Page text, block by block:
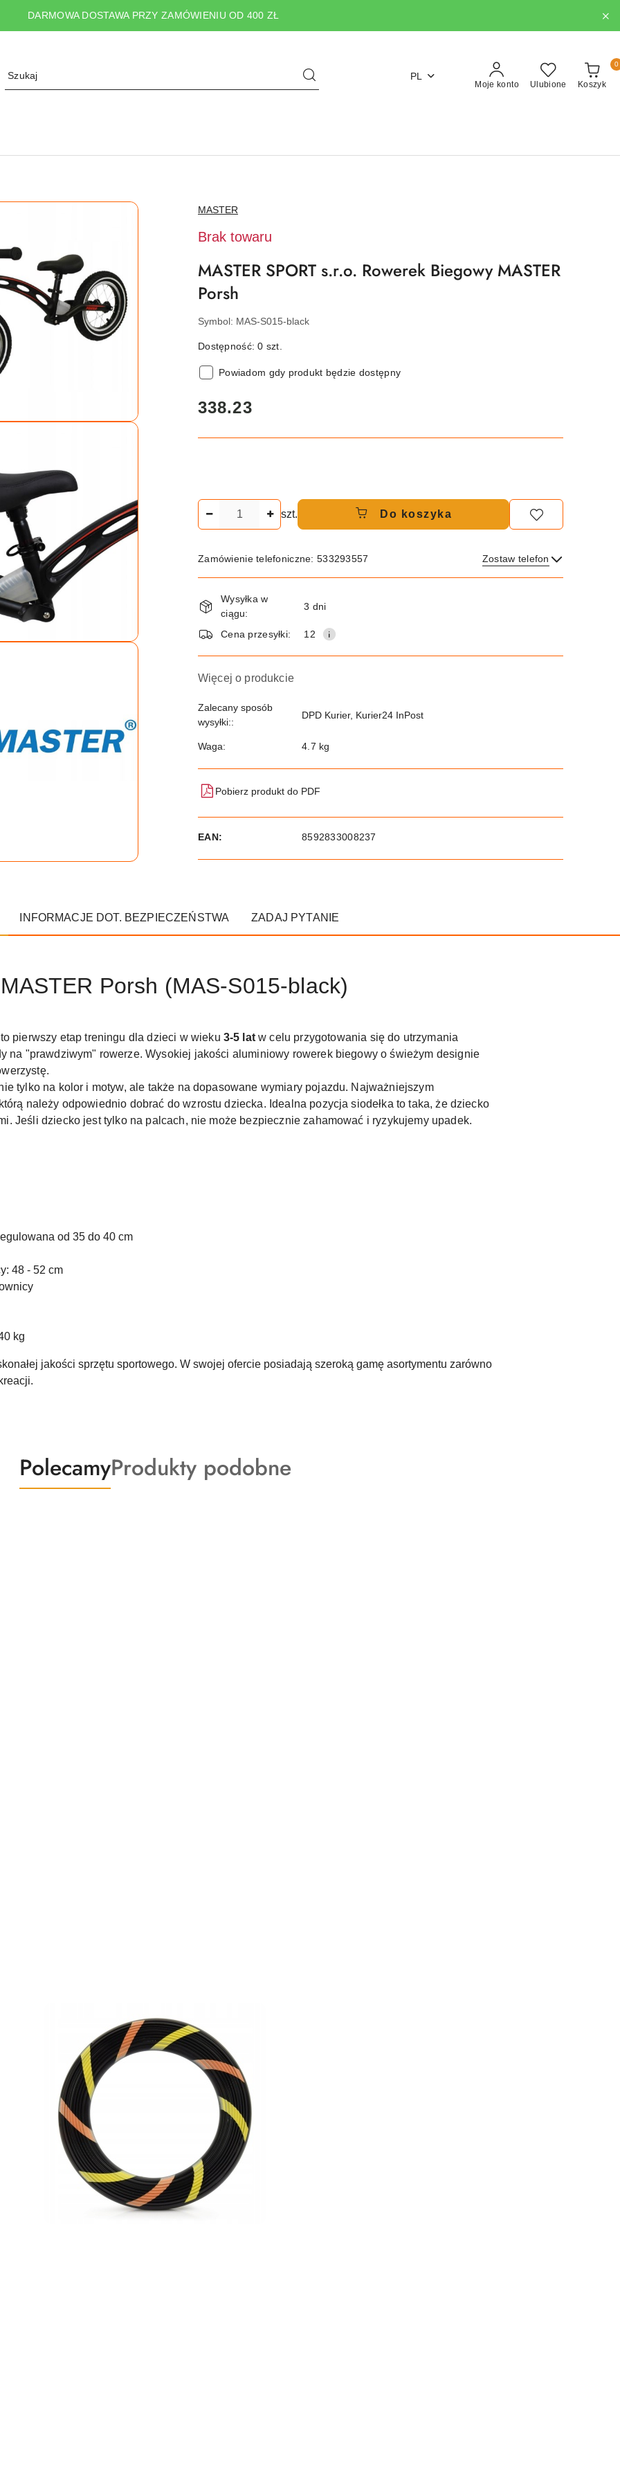
DARMOWA DOSTAWA PRZY ZAMÓWIENIU OD 400 ZŁ
PL
Moje konto Ulubione Koszyk
0
NAZWA
PRODUCENTA:
MASTER
Brak towaru
MASTER SPORT s.r.o. Rowerek Biegowy MASTER
Porsh
Symbol: MAS-S015-black
Dostępność:0 szt.
Powiadom gdy produkt będzie dostępny
cena:
338.23
szt. Do koszyka
Zamówienie telefoniczne: 533293557 Zostaw telefon
Wyślij
Dostępność
i
dostawa
Wysyłka w
ciągu:
3 dni
Cena przesyłki: 12
Więcej o produkcie
Zalecany sposób
wysyłki::
DPD Kurier, Kurier24 InPost
Waga: 4.7 kg
Pobierz produkt do PDF
EAN: 8592833008237
INFORMACJE DOT. BEZPIECZEŃSTWA ZADAJ PYTANIE
Porsh (MAS-S015-black)
pierwszy etap treningu dla dzieci w wieku 3-5 latw celu przygotowania się do utrzymania
na "prawdziwym" rowerze. Wysokiej jakości aluminiowy rowerek biegowy o świeżym designie
tylko na kolor i motyw, ale także na dopasowane wymiary pojazdu. Najważniejszym
należy odpowiednio dobrać do wzrostu dziecka. Idealna pozycja siodełka to taka, że ​​dziecko
Jeśli dziecko jest tylko na palcach, nie może bezpiecznie zahamować i ryzykujemy upadek.
od 35 do 40 cm
48 - 52 cm
kg
jakości sprzętu sportowego. W swojej ofercie posiadają szeroką gamę asortymentu zarówno
Produkty
o
PolecamyProdukty
o
Produkty podobne